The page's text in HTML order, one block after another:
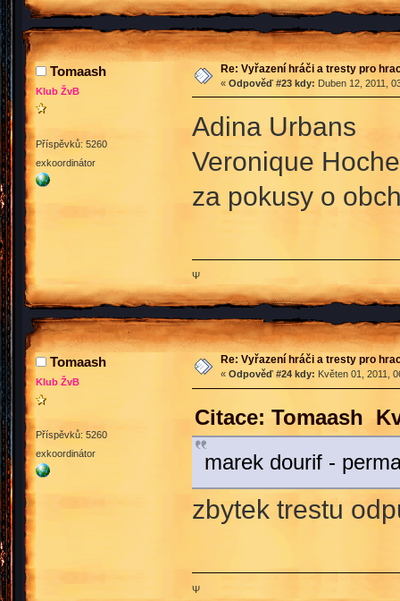
Tomaash
Klub ŽvB
Příspěvků: 5260
exkoordinátor
Re: Vyřazení hráči a tresty pro
« Odpověď #23 kdy: Duben 12, 2011,
Adina Urbans
Veronique
za pokusy o
Ψ
Tomaash
Klub ŽvB
Příspěvků: 5260
exkoordinátor
Re: Vyřazení hráči a tresty pro
« Odpověď #24 kdy: Květen 01, 2011,
Citace: Tomaash
marek dourif -
zbytek trestu
Ψ